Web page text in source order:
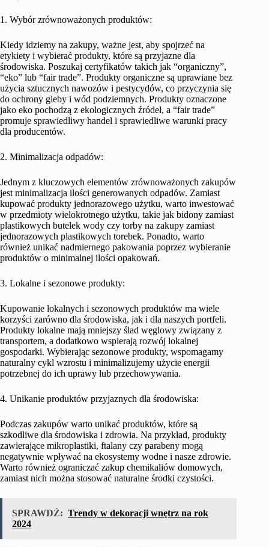
1. Wybór zrównoważonych produktów:
Kiedy idziemy na zakupy, ważne jest, aby spojrzeć na
etykiety i wybierać produkty, które są przyjazne dla
środowiska. Poszukaj certyfikatów takich jak “organiczny”,
“eko” lub “fair trade”. Produkty organiczne są uprawiane bez
użycia sztucznych nawozów i pestycydów, co przyczynia się
do ochrony gleby i wód podziemnych. Produkty oznaczone
jako eko pochodzą z ekologicznych źródeł, a “fair trade”
promuje sprawiedliwy handel i sprawiedliwe warunki pracy
dla producentów.
2. Minimalizacja odpadów:
Jednym z kluczowych elementów zrównoważonych zakupów
jest minimalizacja ilości generowanych odpadów. Zamiast
kupować produkty jednorazowego użytku, warto inwestować
w przedmioty wielokrotnego użytku, takie jak bidony zamiast
plastikowych butelek wody czy torby na zakupy zamiast
jednorazowych plastikowych torebek. Ponadto, warto
również unikać nadmiernego pakowania poprzez wybieranie
produktów o minimalnej ilości opakowań.
3. Lokalne i sezonowe produkty:
Kupowanie lokalnych i sezonowych produktów ma wiele
korzyści zarówno dla środowiska, jak i dla naszych portfeli.
Produkty lokalne mają mniejszy ślad węglowy związany z
transportem, a dodatkowo wspierają rozwój lokalnej
gospodarki. Wybierając sezonowe produkty, wspomagamy
naturalny cykl wzrostu i minimalizujemy użycie energii
potrzebnej do ich uprawy lub przechowywania.
4. Unikanie produktów przyjaznych dla środowiska:
Podczas zakupów warto unikać produktów, które są
szkodliwe dla środowiska i zdrowia. Na przykład, produkty
zawierające mikroplastiki, ftalany czy parabeny mogą
negatywnie wpływać na ekosystemy wodne i nasze zdrowie.
Warto również ograniczać zakup chemikaliów domowych,
zamiast nich można stosować naturalne środki czystości.
SPRAWDŹ: Trendy w dekoracji wnętrz na rok
2024